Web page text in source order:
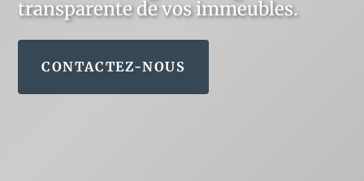
transparente de vos immeubles.
CONTACTEZ-NOUS